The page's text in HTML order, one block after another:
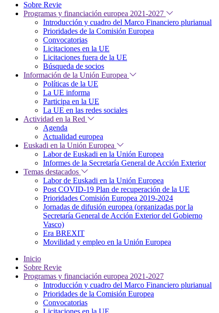
Sobre Revie
Programas y financiación europea 2021-2027
Introducción y cuadro del Marco Financiero plurianual
Prioridades de la Comisión Europea
Convocatorias
Licitaciones en la UE
Licitaciones fuera de la UE
Búsqueda de socios
Información de la Unión Europea
Políticas de la UE
La UE informa
Participa en la UE
La UE en las redes sociales
Actividad en la Red
Agenda
Actualidad europea
Euskadi en la Unión Europea
Labor de Euskadi en la Unión Europea
Informes de la Secretaría General de Acción Exterior
Temas destacados
Labor de Euskadi en la Unión Europea
Post COVID-19 Plan de recuperación de la UE
Prioridades Comisión Europea 2019-2024
Jornadas de difusión europea (organizadas por la
Secretaría General de Acción Exterior del Gobierno
Vasco)
Era BREXIT
Movilidad y empleo en la Unión Europea
Inicio
Sobre Revie
Programas y financiación europea 2021-2027
Introducción y cuadro del Marco Financiero plurianual
Prioridades de la Comisión Europea
Convocatorias
Licitaciones en la UE